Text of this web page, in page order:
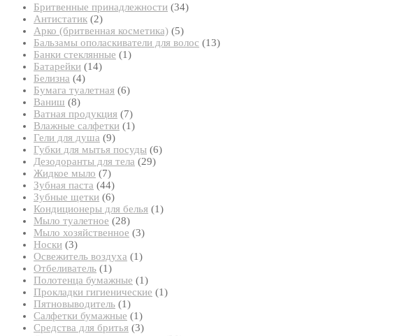
Бритвенные принадлежности 3434
Антистатик 22
товара
Арко (бритвенная косметика) 55
товаров
Бальзамы ополаскиватели для волос 1313
Банки стеклянные 11
Батарейки 1414
Белизна 44
товара
Бумага туалетная 66
Ваниш 88
товаров
Ватная продукция 77
товаров
Влажные салфетки 11
Гели для душа 99
товаров
Губки для мытья посуды 66
Дезодоранты для тела 2929
Жидкое мыло 77
товаров
Зубная паста 4444
товара
Зубные щетки 66
товаров
Кондиционеры для белья 11
Мыло туалетное 2828
товаров
Мыло хозяйственное 33
Носки 33
товара
Освежитель воздуха 11
Отбеливатель 11
товар
Полотенца бумажные 11
товар
Прокладки гигиенические 11
Пятновыводитель 11
товар
Салфетки бумажные 11
товар
Средства для бритья 33